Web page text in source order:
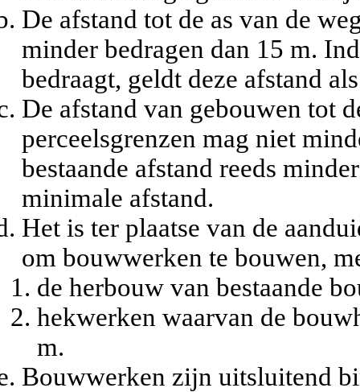
De afstand tot de as van de
minder bedragen dan 15 m.
bedraagt, geldt deze afstand
De afstand van gebouwen tot
perceelsgrenzen mag niet
bestaande afstand reeds
minimale afstand.
Het is ter plaatse van de
om bouwwerken te bouwen,
de herbouw van bestaande
hekwerken waarvan de
m.
Bouwwerken zijn uitsluitend